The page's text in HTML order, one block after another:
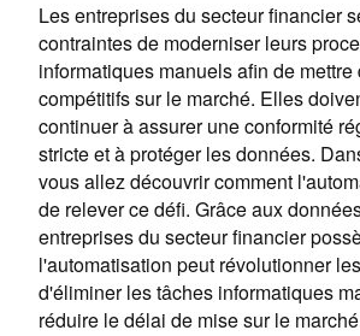
Les entreprises du secteur financier
contraintes de moderniser leurs
informatiques manuels afin de
compétitifs sur le marché. Elles
continuer à assurer une conformité
stricte et à protéger les données.
vous allez découvrir comment
de relever ce défi. Grâce aux
entreprises du secteur financier
l'automatisation peut révolutionner
d'éliminer les tâches informatiques
réduire le délai de mise sur le